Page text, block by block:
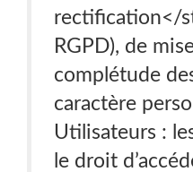
rectification</
RGPD), de
complétude
caractère
Utilisateurs :
le droit